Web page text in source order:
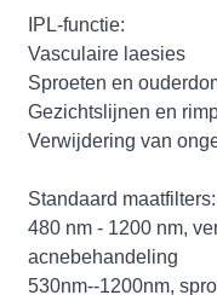
IPL-functie:
Vasculaire laesies
Sproeten en
Gezichtslijnen en
Verwijdering van
Standaard maatfilters:
480 nm - 1200 nm,
acnebehandeling
530nm--1200nm,